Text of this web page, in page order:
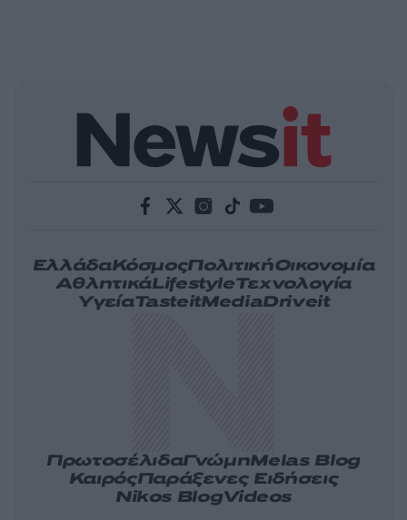
ΕλλάδαΚόσμοςΠολιτικήΟικονομία
ΑθλητικάLifestyleΤεχνολογία
ΥγείαTasteitMediaDriveit
ΠρωτοσέλιδαΓνώμηMelas Blog
ΚαιρόςΠαράξενες Ειδήσεις
Nikos BlogVideos